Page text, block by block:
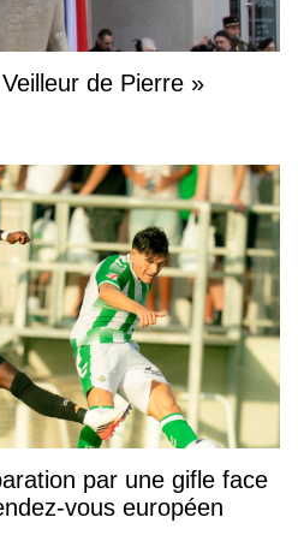
de Pierre »
par une gifle face
vous européen